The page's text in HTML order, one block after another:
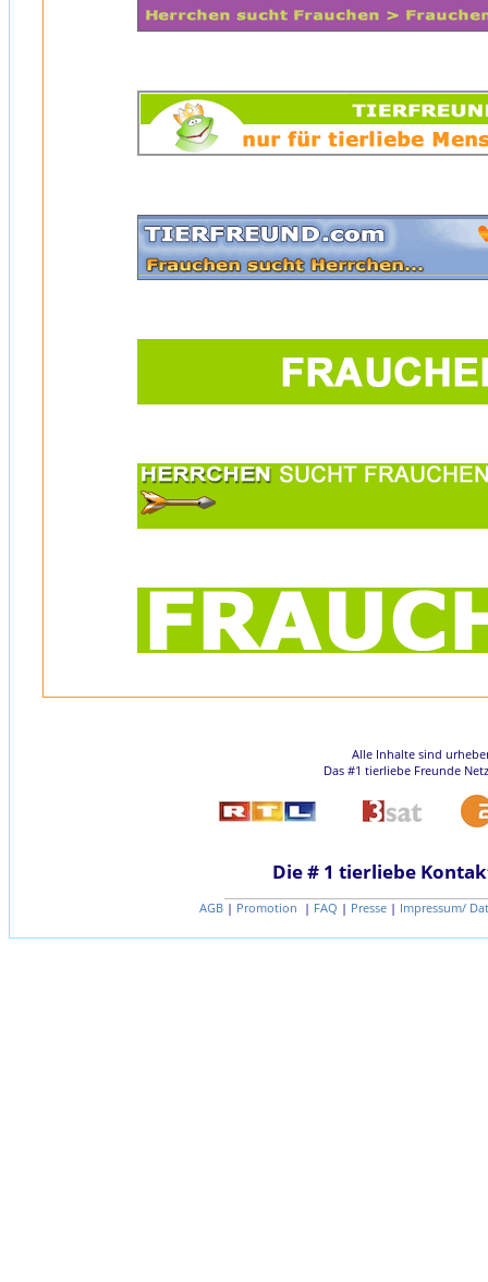
Alle Inhalte sind
Das #1 tierliebe Freunde
Die # 1 tierliebe
AGB | Promotion | FAQ | Presse | Impressum/